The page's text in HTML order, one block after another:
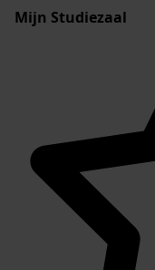
Mijn Studiezaal